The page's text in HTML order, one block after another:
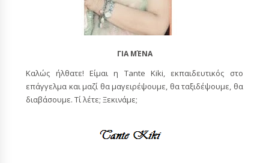
ΓΙΑ ΜΈΝΑ
Καλώς ήλθατε! Είμαι η Tante Kiki, εκπαιδευτικός στο
επάγγελμα και μαζί θα μαγειρέψουμε, θα ταξιδέψουμε, θα
διαβάσουμε. Τί λέτε; Ξεκινάμε;